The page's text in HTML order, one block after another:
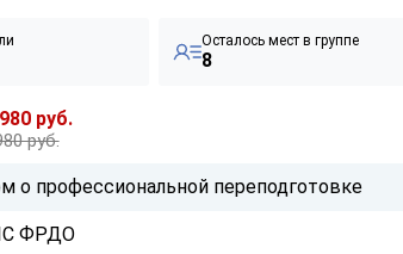
Осталось мест в группе
8
руб.
руб.
о профессиональной переподготовке
ФРДО